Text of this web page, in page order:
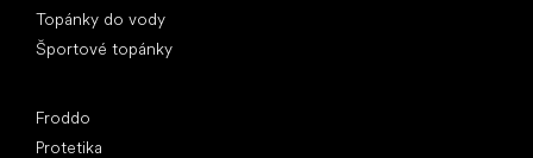
Topánky do vody
Športové topánky
Froddo
Protetika